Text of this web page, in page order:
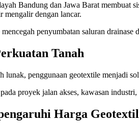
Bandung dan Jawa Barat membuat
mengalir dengan lancar.
penyumbatan saluran drainase
Tanah
lunak, penggunaan geotextile menjadi
proyek jalan akses, kawasan
Harga